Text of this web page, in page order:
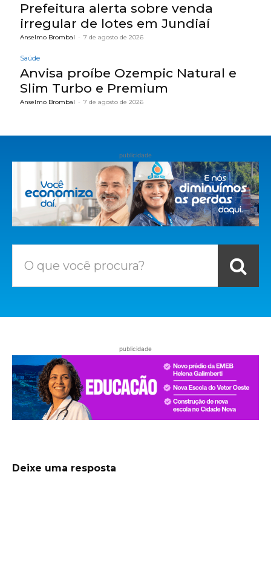
Prefeitura alerta sobre venda
irregular de lotes em Jundiaí
Anselmo Brombal - 7 de agosto de 2026
Saúde
Anvisa proíbe Ozempic Natural e
Slim Turbo e Premium
Anselmo Brombal - 7 de agosto de 2026
publicidade
O que você procura?
publicidade
Deixe uma resposta